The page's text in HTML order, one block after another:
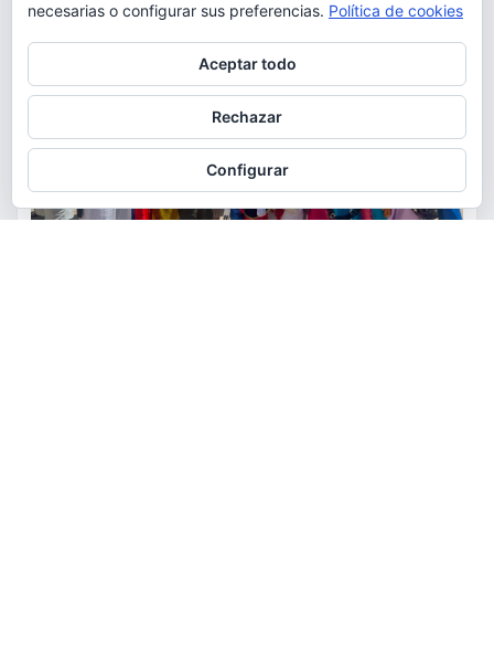
necesarias o configurar sus preferencias. Política de cookies
Aceptar todo
Rechazar
Configurar
Para obtener más información, incluido cómo gestionar las cookies,